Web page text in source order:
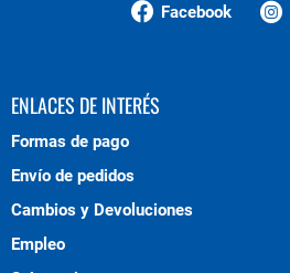
Facebook
ENLACES DE INTERÉS
Formas de pago
Envío de pedidos
Cambios y Devoluciones
Empleo